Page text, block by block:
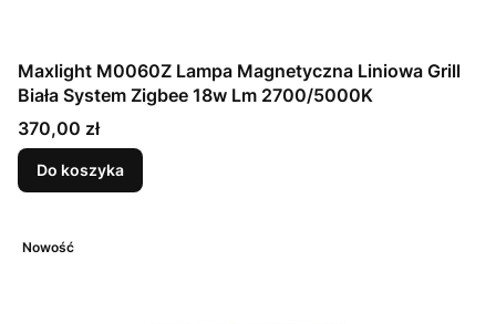
Maxlight M0060Z Lampa Magnetyczna Liniowa Grill
Biała System Zigbee 18w Lm 2700/5000K
Cena
370,00 zł
Do koszyka
Nowość